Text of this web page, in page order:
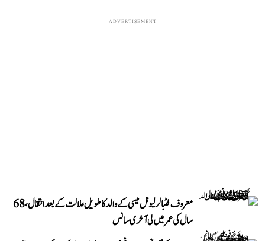
ADVERTISEMENT
معروف فٹبالر لیونل میسی کے والد کا طویل علالت کے بعد انتقال، 68
سال کی عمر میں لی آخری سانس